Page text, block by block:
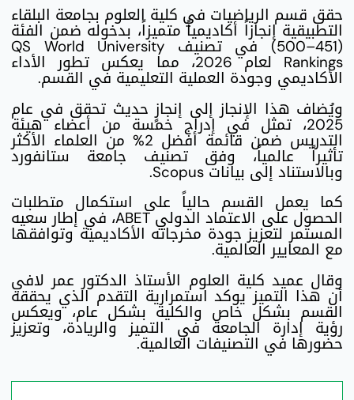
حقق قسم الرياضيات في كلية العلوم بجامعة البلقاء
التطبيقية إنجازاً أكاديمياً متميزاً، بدخوله ضمن الفئة
(451–500) في تصنيف QS World University
Rankings لعام 2026، مما يعكس تطور الأداء
الأكاديمي وجودة العملية التعليمية في القسم.
ويُضاف هذا الإنجاز إلى إنجازٍ حديث تحقق في عام
2025، تمثل في إدراج خمسة من أعضاء هيئة
التدريس ضمن قائمة أفضل 2% من العلماء الأكثر
تأثيراً عالمياً، وفق تصنيف جامعة ستانفورد
وبالاستناد إلى بيانات Scopus.
كما يعمل القسم حالياً على استكمال متطلبات
الحصول على الاعتماد الدولي ABET، في إطار سعيه
المستمر لتعزيز جودة مخرجاته الأكاديمية وتوافقها
مع المعايير العالمية.
وقال عميد كلية العلوم الأستاذ الدكتور عمر لافي
أن هذا التميز يوكد استمرارية التقدم الذي يحققه
القسم بشكل خاص والكلية بشكل عام، ويعكس
رؤية إدارة الجامعة في التميز والريادة، وتعزيز
حضورها في التصنيفات العالمية.